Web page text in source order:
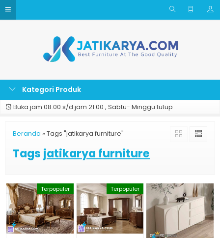
Kategori Produk
Buka jam 08.00 s/d jam 21.00 , Sabtu- Minggu tutup
Beranda » Tags "jatikarya furniture"
Tags jatikarya furniture
Terpopuler Terpopuler